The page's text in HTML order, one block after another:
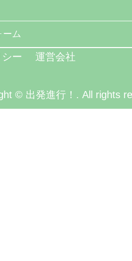
ーム
ー 運営会社
© 出発進行！. All rights